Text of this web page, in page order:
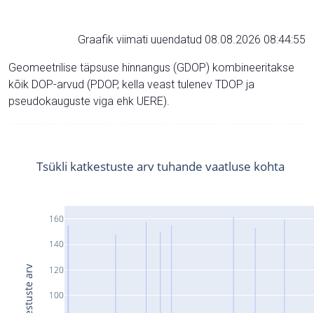
Graafik viimati uuendatud 08.08.2026 08:44:55
Geomeetrilise täpsuse hinnangus (GDOP) kombineeritakse
kõik DOP-arvud (PDOP, kella veast tulenev TDOP ja
pseudokauguste viga ehk UERE).
100
120
140
160
Tsükli katkestuste arv tuhande vaatluse kohta